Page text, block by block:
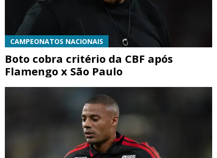
CAMPEONATOS NACIONAIS
Boto cobra critério da CBF após
Flamengo x São Paulo